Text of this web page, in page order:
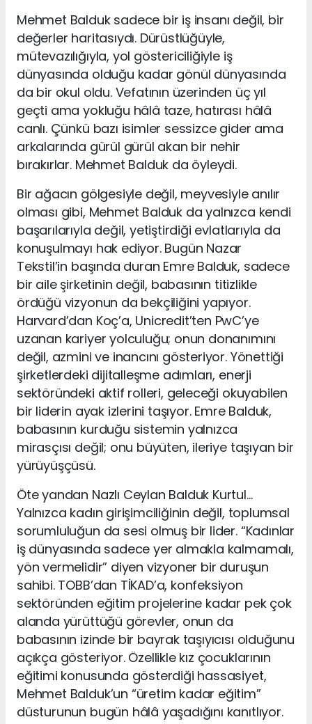
Mehmet Balduk sadece bir iş insanı değil, bir
değerler haritasıydı. Dürüstlüğüyle,
mütevazılığıyla, yol göstericiliğiyle iş
dünyasında olduğu kadar gönül dünyasında
da bir okul oldu. Vefatının üzerinden üç yıl
geçti ama yokluğu hâlâ taze, hatırası hâlâ
canlı. Çünkü bazı isimler sessizce gider ama
arkalarında gürül gürül akan bir nehir
bırakırlar. Mehmet Balduk da öyleydi.
Bir ağacın gölgesiyle değil, meyvesiyle anılır
olması gibi, Mehmet Balduk da yalnızca kendi
başarılarıyla değil, yetiştirdiği evlatlarıyla da
konuşulmayı hak ediyor. Bugün Nazar
Tekstil’in başında duran Emre Balduk, sadece
bir aile şirketinin değil, babasının titizlikle
ördüğü vizyonun da bekçiliğini yapıyor.
Harvard’dan Koç’a, Unicredit’ten PwC’ye
uzanan kariyer yolculuğu; onun donanımını
değil, azmini ve inancını gösteriyor. Yönettiği
şirketlerdeki dijitalleşme adımları, enerji
sektöründeki aktif rolleri, geleceği okuyabilen
bir liderin ayak izlerini taşıyor. Emre Balduk,
babasının kurduğu sistemin yalnızca
mirasçısı değil; onu büyüten, ileriye taşıyan bir
yürüyüşçüsü.
Öte yandan Nazlı Ceylan Balduk Kurtul…
Yalnızca kadın girişimciliğinin değil, toplumsal
sorumluluğun da sesi olmuş bir lider. “Kadınlar
iş dünyasında sadece yer almakla kalmamalı,
yön vermelidir” diyen vizyoner bir duruşun
sahibi. TOBB’dan TİKAD’a, konfeksiyon
sektöründen eğitim projelerine kadar pek çok
alanda yürüttüğü görevler, onun da
babasının izinde bir bayrak taşıyıcısı olduğunu
açıkça gösteriyor. Özellikle kız çocuklarının
eğitimi konusunda gösterdiği hassasiyet,
Mehmet Balduk’un “üretim kadar eğitim”
düsturunun bugün hâlâ yaşadığını kanıtlıyor.